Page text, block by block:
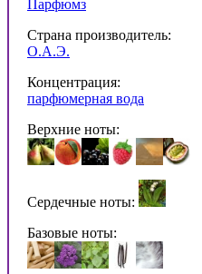
Парфюмз
Страна производитель:
О.А.Э.
Концентрация:
парфюмерная вода
Верхние ноты:
Сердечные ноты:
Базовые ноты: